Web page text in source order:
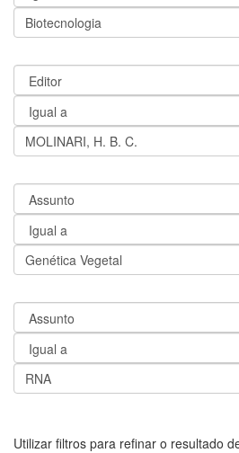
Utilizar filtros para refinar o resultado